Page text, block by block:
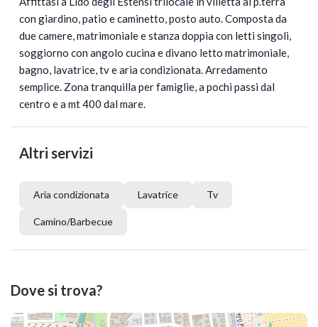
con giardino, patio e caminetto, posto auto. Composta da
due camere, matrimoniale e stanza doppia con letti singoli,
soggiorno con angolo cucina e divano letto matrimoniale,
bagno, lavatrice, tv e aria condizionata. Arredamento
semplice. Zona tranquilla per famiglie, a pochi passi dal
centro e a mt 400 dal mare.
Altri servizi
Aria condizionata Lavatrice Tv
Camino/Barbecue
Dove si trova?